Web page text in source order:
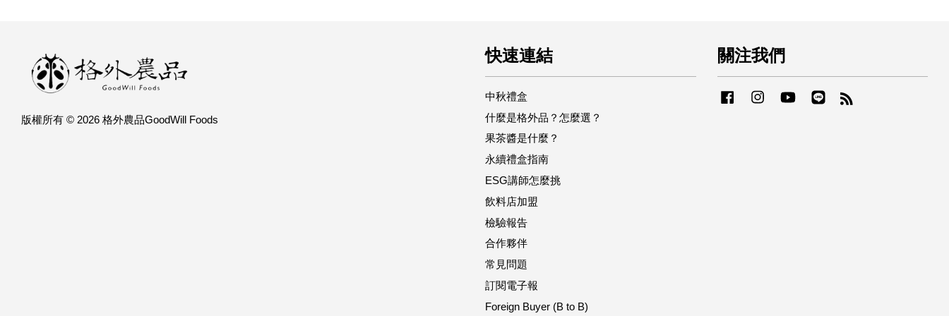
版權所有 © 2026 格外農品GoodWill Foods
快速連結
中秋禮盒
什麼是格外品？怎麼選？
果茶醬是什麼？
永續禮盒指南
ESG講師怎麼挑
飲料店加盟
檢驗報告
合作夥伴
常見問題
訂閱電子報
Foreign Buyer (B to B)
關注我們
FacebookInstagramYouTubeLine